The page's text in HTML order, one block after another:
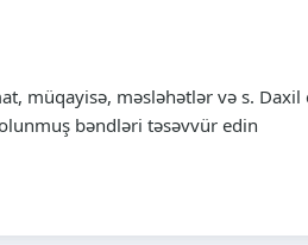
müqayisə, məsləhətlər və s. Daxil
bəndləri təsəvvür edin